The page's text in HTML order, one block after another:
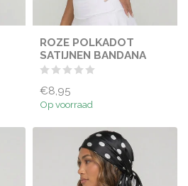
ROZE POLKADOT
SATIJNEN BANDANA
€8,95
Op voorraad